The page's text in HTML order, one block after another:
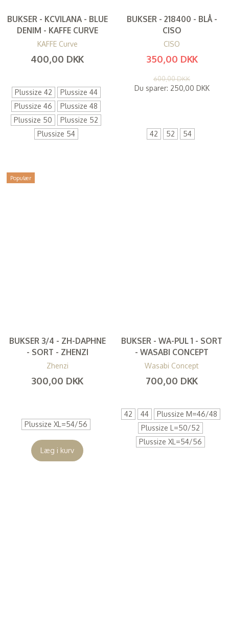
BUKSER - KCVILANA - BLUE
DENIM - KAFFE CURVE
KAFFE Curve
400,00 DKK
Plussize 42
Plussize 44
Plussize 46
Plussize 48
Plussize 50
Plussize 52
Plussize 54
BUKSER - 218400 - BLÅ -
CISO
CISO
350,00 DKK
600,00 DKK
Du sparer: 250,00 DKK
42 52 54
Populær
BUKSER 3/4 - ZH-DAPHNE
- SORT - ZHENZI
Zhenzi
300,00 DKK
Plussize XL=54/56
Læg i kurv
BUKSER - WA-PUL 1 - SORT
- WASABI CONCEPT
Wasabi Concept
700,00 DKK
42 44
Plussize M=46/48
Plussize L=50/52
Plussize XL=54/56